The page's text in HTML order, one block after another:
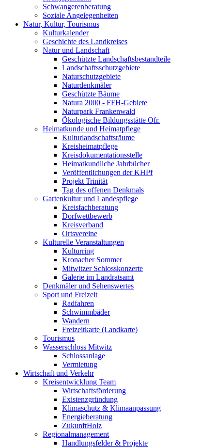
Schwangerenberatung
Soziale Angelegenheiten
Natur, Kultur, Tourismus
Kulturkalender
Geschichte des Landkreises
Natur und Landschaft
Geschützte Landschaftsbestandteile
Landschaftsschutzgebiete
Naturschutzgebiete
Naturdenkmäler
Geschützte Bäume
Natura 2000 - FFH-Gebiete
Naturpark Frankenwald
Ökologische Bildungsstätte Ofr.
Heimatkunde und Heimatpflege
Kulturlandschaftsräume
Kreisheimatpflege
Kreisdokumentationsstelle
Heimatkundliche Jahrbücher
Veröffentlichungen der KHPf
Projekt Trinität
Tag des offenen Denkmals
Gartenkultur und Landespflege
Kreisfachberatung
Dorfwettbewerb
Kreisverband
Ortsvereine
Kulturelle Veranstaltungen
Kulturring
Kronacher Sommer
Mitwitzer Schlosskonzerte
Galerie im Landratsamt
Denkmäler und Sehenswertes
Sport und Freizeit
Radfahren
Schwimmbäder
Wandern
Freizeitkarte (Landkarte)
Tourismus
Wasserschloss Mitwitz
Schlossanlage
Vermietung
Wirtschaft und Verkehr
Kreisentwicklung Team
Wirtschaftsförderung
Existenzgründung
Klimaschutz & Klimaanpassung
Energieberatung
ZukunftHolz
Regionalmanagement
Handlungsfelder & Projekte